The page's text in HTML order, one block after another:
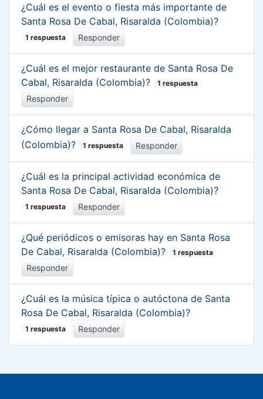
¿Cuál es el evento o fiesta más importante de
Santa Rosa De Cabal, Risaralda (Colombia)?
1 respuesta Responder
¿Cuál es el mejor restaurante de Santa Rosa De
Cabal, Risaralda (Colombia)?
1 respuesta
Responder
¿Cómo llegar a Santa Rosa De Cabal, Risaralda
(Colombia)?
1 respuesta Responder
¿Cuál es la principal actividad económica de
Santa Rosa De Cabal, Risaralda (Colombia)?
1 respuesta Responder
¿Qué periódicos o emisoras hay en Santa Rosa
De Cabal, Risaralda (Colombia)?
1 respuesta
Responder
¿Cuál es la música típica o autóctona de Santa
Rosa De Cabal, Risaralda (Colombia)?
1 respuesta Responder